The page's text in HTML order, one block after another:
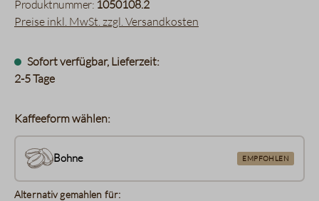
Produktnummer: 1050108.2
Preise inkl. MwSt. zzgl. Versandkosten
Sofort verfügbar, Lieferzeit:
2-5 Tage
Kaffeeform wählen:
Bohne EMPFOHLEN
Alternativ gemahlen für: